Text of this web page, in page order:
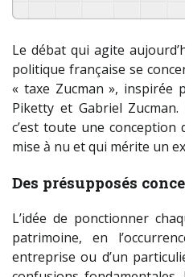
Le débat qui agite
politique française se
« taxe Zucman », inspirée
Piketty et Gabriel Zucman.
c’est toute une
mise à nu et qui mérite un
Des présupposés
L’idée de ponctionner
patrimoine, en
entreprise ou d’un